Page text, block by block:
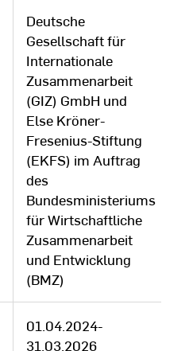
Deutsche
Gesellschaft für
Internationale
Zusammenarbeit
(GIZ) GmbH und
Else Kröner-
Fresenius-Stiftung
(EKFS) im Auftrag
des
Bundesministeriums
für Wirtschaftliche
Zusammenarbeit
und Entwicklung
(BMZ)
01.04.2024-
31.03.2026